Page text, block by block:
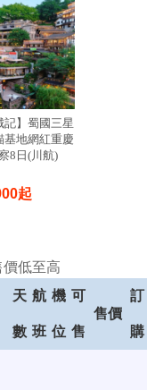
記】蜀國三星
基地網紅重慶
8日(川航)
起
價低至高
天
數
航
班
機
位
可
售
售價
訂
購